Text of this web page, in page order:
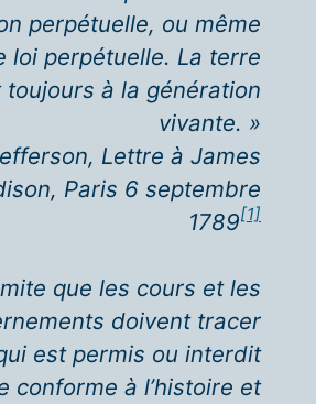
perpétuelle, ou même
loi perpétuelle. La terre
à la génération
vivante. »
Lettre à James
, Paris 6 septembre
1789[1]
que les cours et les
doivent tracer
est permis ou interdit
conforme à l’histoire et